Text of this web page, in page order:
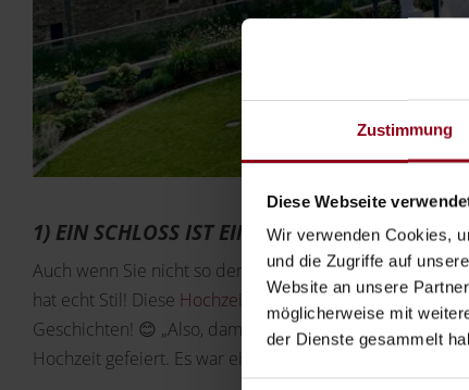
Zustimmung
Diese Webseite
Wir verwenden Cookies,
und die Zugriffe auf
Website an unsere
möglicherweise mit
der Dienste gesammelt
1) EIN SCHLOSS IST EIN SCHLOSS
Auch wenn Sie nicht so der Angebertyp sind… seien
hat echt Stil! Diese Hochzeitslocationmacht sich nicht
Geschichten! 😊 „Also, damals haben die Mami und der
Hochzeit gefeiert. Es war eine echte